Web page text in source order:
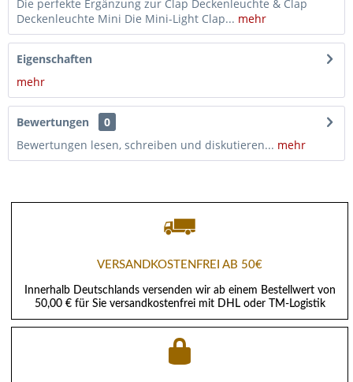
Die perfekte Ergänzung zur Clap Deckenleuchte & Clap
Deckenleuchte Mini Die Mini-Light Clap... mehr
Eigenschaften
mehr
Bewertungen
0
Bewertungen lesen, schreiben und diskutieren... mehr
VERSANDKOSTENFREI AB 50€
Innerhalb Deutschlands versenden wir ab einem Bestellwert von
50,00 € für Sie versandkostenfrei mit DHL oder TM-Logistik